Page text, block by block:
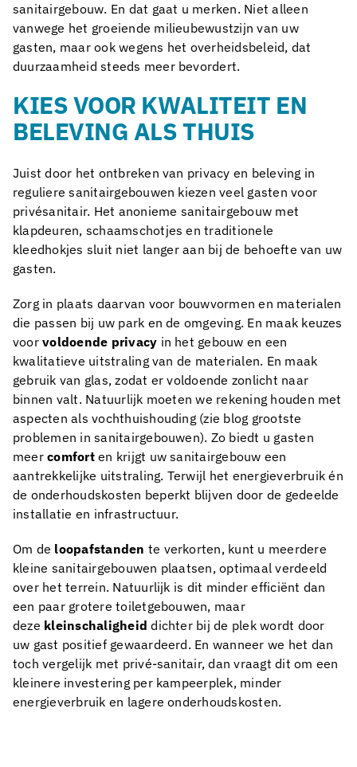
sanitairgebouw. En dat gaat u merken. Niet alleen
vanwege het groeiende milieubewustzijn van uw
gasten, maar ook wegens het overheidsbeleid, dat
duurzaamheid steeds meer bevordert.
KIES VOOR KWALITEIT EN
BELEVING ALS THUIS
Juist door het ontbreken van privacy en beleving in
reguliere sanitairgebouwen kiezen veel gasten voor
privésanitair. Het anonieme sanitairgebouw met
klapdeuren, schaamschotjes en traditionele
kleedhokjes sluit niet langer aan bij de behoefte van uw
gasten.
Zorg in plaats daarvan voor bouwvormen en materialen
die passen bij uw park en de omgeving. En maak keuzes
voorvoldoende privacy in het gebouw en een
kwalitatieve uitstraling van de materialen. En maak
gebruik van glas, zodat er voldoende zonlicht naar
binnen valt. Natuurlijk moeten we rekening houden met
aspecten als vochthuishouding (zie blog grootste
problemen in sanitairgebouwen). Zo biedt u gasten
meercomforten krijgt uw sanitairgebouw een
aantrekkelijke uitstraling. Terwijl het energieverbruik én
de onderhoudskosten beperkt blijven door de gedeelde
installatie en infrastructuur.
Om de loopafstanden te verkorten, kunt u meerdere
kleine sanitairgebouwen plaatsen, optimaal verdeeld
over het terrein. Natuurlijk is dit minder efficiënt dan
een paar grotere toiletgebouwen, maar
deze kleinschaligheid dichter bij de plek wordt door
uw gast positief gewaardeerd. En wanneer we het dan
toch vergelijk met privé-sanitair, dan vraagt dit om een
kleinere investering per kampeerplek, minder
energieverbruik en lagere onderhoudskosten.